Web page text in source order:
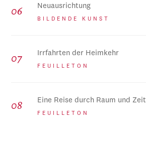
Neuausrichtung
BILDENDE KUNST
Irrfahrten der Heimkehr
FEUILLETON
Eine Reise durch Raum und Zeit
FEUILLETON